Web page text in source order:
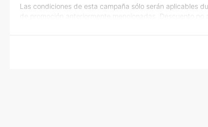
Las condiciones de esta campaña sólo serán aplicables
de promoción anteriormente mencionadas. Descuento no